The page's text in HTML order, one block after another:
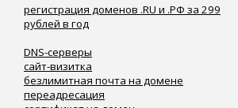
регистрация доменов .RU и .РФ за 299
рублей в год
DNS-серверы
сайт-визитка
безлимитная почта на домене
переадресация